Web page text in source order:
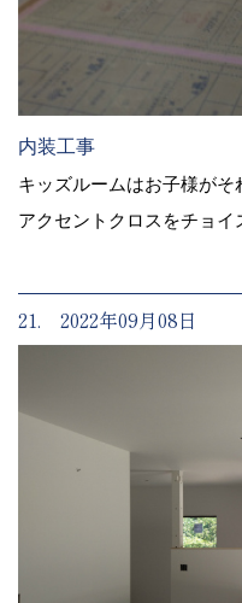
内装工事
キッズルームはお子様がそ
アクセントクロスをチョイ
21. 2022年09月08日